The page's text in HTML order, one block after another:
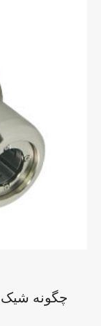
چگونه شیک